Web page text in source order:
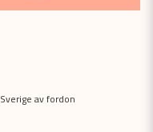
av fordon